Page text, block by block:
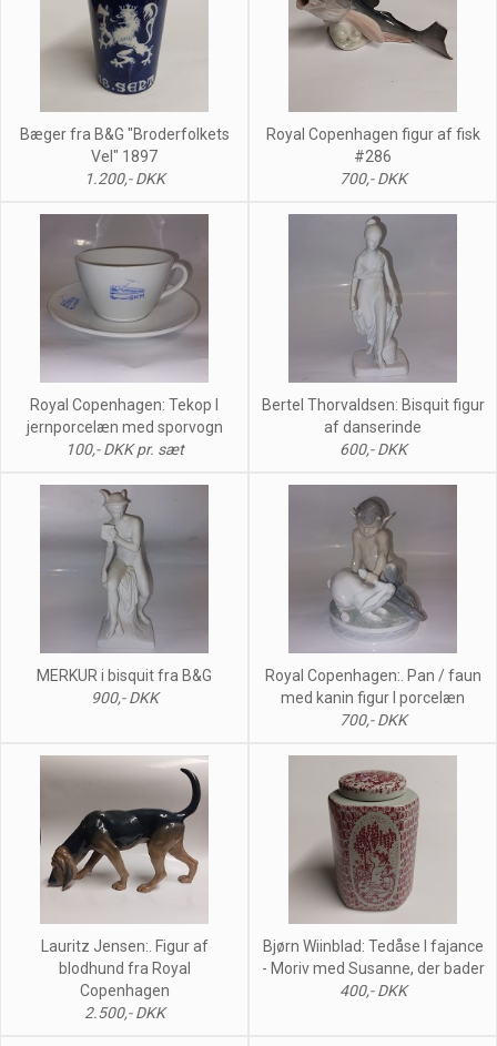
Bæger fra B&G "Broderfolkets
Vel" 1897
1.200,- DKK
Royal Copenhagen figur af fisk
#286
700,- DKK
Royal Copenhagen: Tekop I
jernporcelæn med sporvogn
100,- DKK pr. sæt
Bertel Thorvaldsen: Bisquit figur
af danserinde
600,- DKK
MERKUR i bisquit fra B&G
900,- DKK
Royal Copenhagen:. Pan / faun
med kanin figur I porcelæn
700,- DKK
Lauritz Jensen:. Figur af
blodhund fra Royal
Copenhagen
2.500,- DKK
Bjørn Wiinblad: Tedåse I fajance
- Moriv med Susanne, der bader
400,- DKK